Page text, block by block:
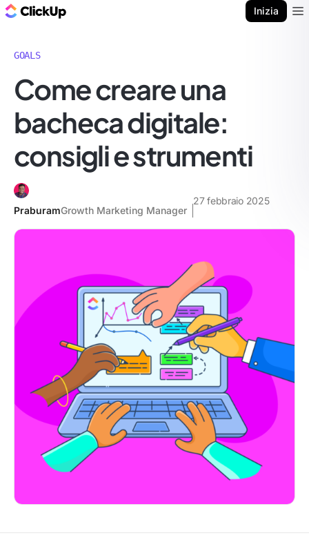
Inizia
GOALS
Come creare una
bacheca digitale:
consigli e strumenti
PraburamGrowth Marketing Manager
27 febbraio 2025